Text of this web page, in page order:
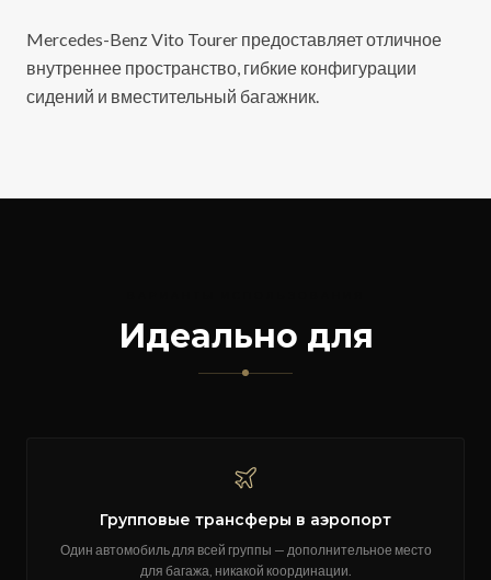
Mercedes-Benz Vito Tourer предоставляет отличное
внутреннее пространство, гибкие конфигурации
сидений и вместительный багажник.
Идеально для
Групповые трансферы в аэропорт
Один автомобиль для всей группы — дополнительное место
для багажа, никакой координации.